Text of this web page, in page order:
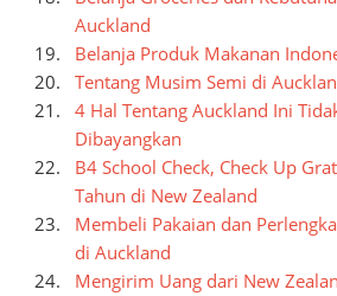
Auckland
Belanja Produk Makanan
Tentang Musim Semi di
4 Hal Tentang Auckland Ini
Dibayangkan
B4 School Check, Check Up
Tahun di New Zealand
Membeli Pakaian dan
di Auckland
Mengirim Uang dari New